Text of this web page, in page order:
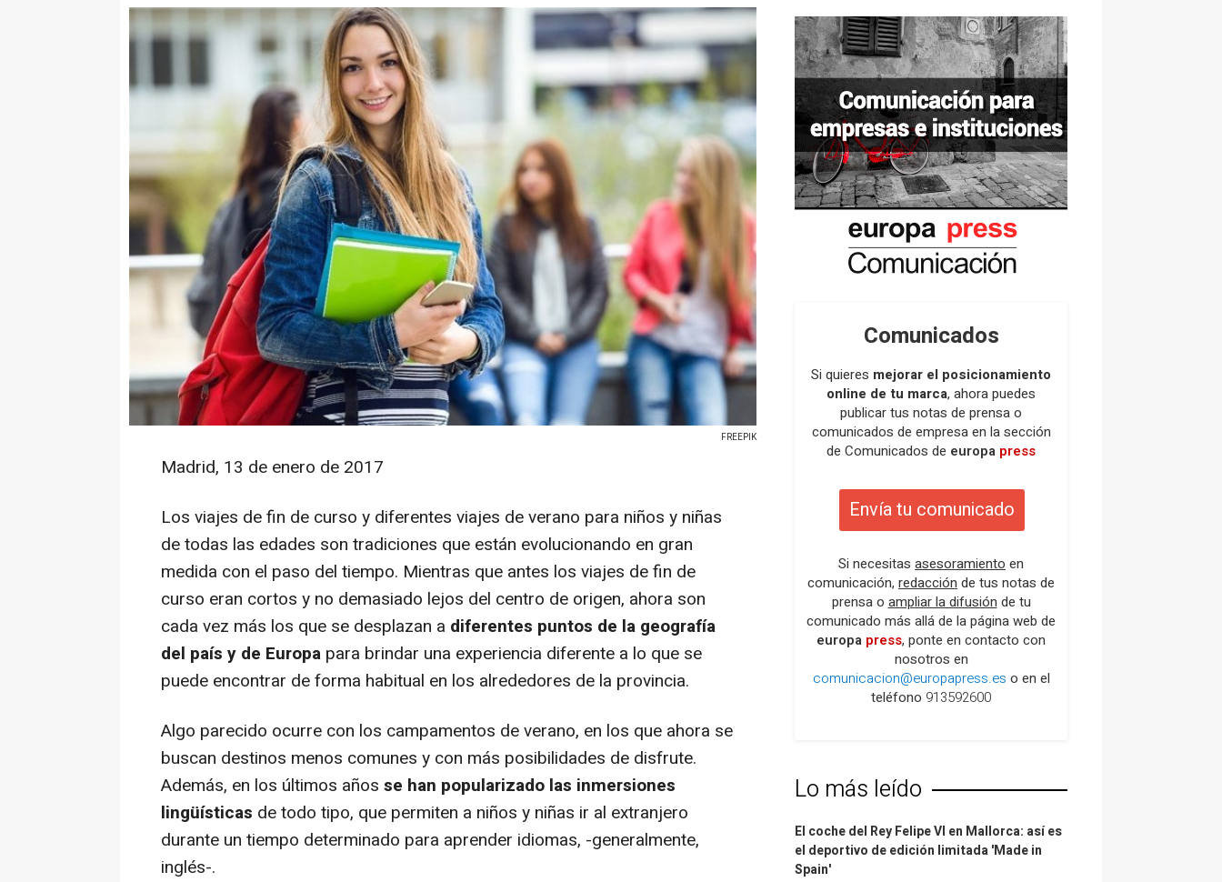
FREEPIK
Madrid, 13 de enero de 2017
Los viajes de fin de curso y diferentes viajes de verano para niños y niñas
de todas las edades son tradiciones que están evolucionando en gran
medida con el paso del tiempo. Mientras que antes los viajes de fin de
curso eran cortos y no demasiado lejos del centro de origen, ahora son
cada vez más los que se desplazan a diferentes puntos de la geografía
del país y de Europa para brindar una experiencia diferente a lo que se
puede encontrar de forma habitual en los alrededores de la provincia.
Algo parecido ocurre con los campamentos de verano, en los que ahora se
buscan destinos menos comunes y con más posibilidades de disfrute.
Además, en los últimos años se han popularizado las inmersiones
lingüísticas de todo tipo, que permiten a niños y niñas ir al extranjero
durante un tiempo determinado para aprender idiomas, -generalmente,
inglés-.
Comunicados
Si quieres mejorar el posicionamiento
online de tu marca, ahora puedes
publicar tus notas de prensa o
comunicados de empresa en la sección
de Comunicados de europa press
Envía tu comunicado
Si necesitas asesoramiento en
comunicación, redacción de tus notas de
prensa o ampliar la difusión de tu
comunicado más allá de la página web de
europa press, ponte en contacto con
nosotros en
comunicacion@europapress.es o en el
teléfono 913592600
Lo más leído
El coche del Rey Felipe VI en Mallorca: así es
el deportivo de edición limitada 'Made in
Spain'